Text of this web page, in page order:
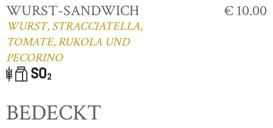
WURST-SANDWICH
WURST, STRACCIATELLA,
TOMATE, RUKOLA UND
PECORINO
€ 10.00
BEDECKT